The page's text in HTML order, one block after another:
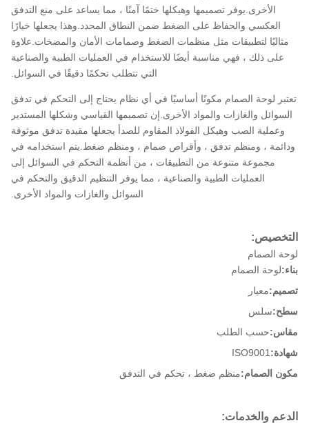
الأخرى.يوفر تصميمها وهيكلها ختمًا آمنًا ، مما يساعد على منع التدفق
العكسي والحفاظ على الضغط ضمن النطاق المحدد.وهذا يجعلها خيارًا
مثاليًا لتطبيقات مثل منظمات الضغط وصمامات الأمان والمضخات.علاوة
على ذلك ، فهي مناسبة أيضًا للاستخدام في العمليات الطبية والصناعية
التي تتطلب تحكمًا دقيقًا في السوائل.
تعتبر لوحة الصمام مكونًا أساسيًا في أي نظام يحتاج إلى التحكم في تدفق
السوائل والغازات والمواد الأخرى.إن تصميمها القياسي وشكلها المستدير
وعملية الصب وهيكل الفولاذ المقاوم للصدأ يجعلها مقيدة تدفق موثوقة
ودائمة ، ومنظم تدفق ، وأقراص صمام ، ومنظم ضغط.يتم استخدامه في
مجموعة متنوعة من التطبيقات ، من أنظمة التحكم في السوائل إلى
العمليات الطبية والصناعية ، مما يوفر التنظيم الدقيق والتحكم في
السوائل والغازات والمواد الأخرى.
التخصيص:
لوحة الصمام
بناء:لوحة الصمام
تصميم:معيار
سطح:سلس
مقاس:حسب الطلب
شهادة: ISO9001
مكون الصمام:منظم ضغط ، تحكم في التدفق
الدعم والخدمات: